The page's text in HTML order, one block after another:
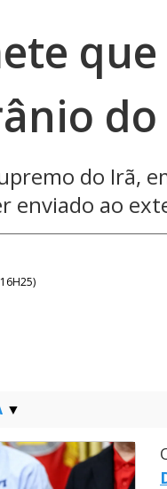
que
do
do Irã,
enviado ao
)